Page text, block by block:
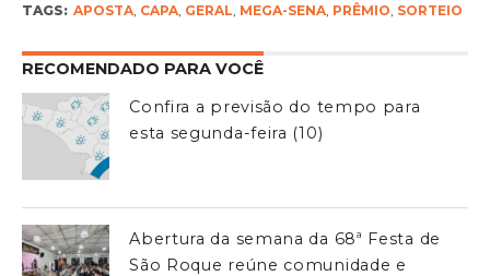
TAGS: APOSTA, CAPA, GERAL MEGA-SENA, PRÊMIO SORTEIO
RECOMENDADO PARA VOCÊ
Confira a previsão do tempo para
esta segunda-feira (10)
Abertura da semana da 68ª Festa de
São Roque reúne comunidade e